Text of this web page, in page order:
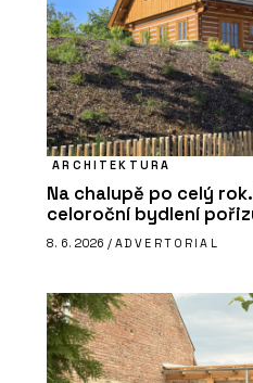
ARCHITEKTURA
Na chalupě po celý
celoroční bydlení
8. 6. 2026 / ADVERTORIAL